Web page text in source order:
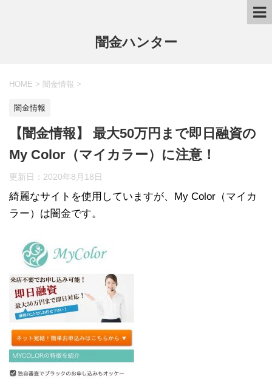
闇金ハンター
HOME > 闇金情報 >
闇金情報
【闇金情報】 最大50万円まで即日融資の
My Color（マイカラー）に注意！
更新日： 2020年8月18日
綺麗なサイトを使用していますが、My Color（マイカ
ラー）は闇金です。